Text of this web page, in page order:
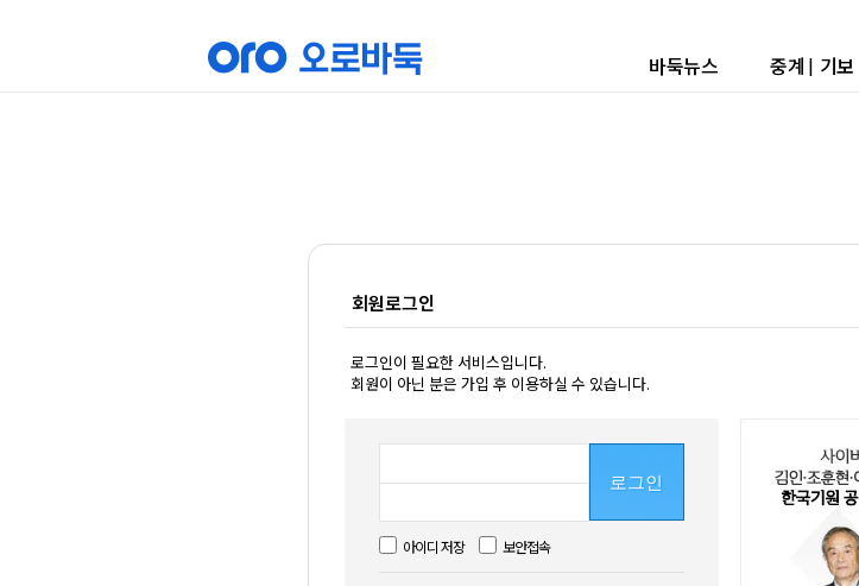
바둑뉴스 중계 | 기보
회원로그인
로그인이 필요한 서비스입니다.
회원이 아닌 분은 가입 후 이용하실 수 있습니다.
로그인
아이디 저장 보안접속